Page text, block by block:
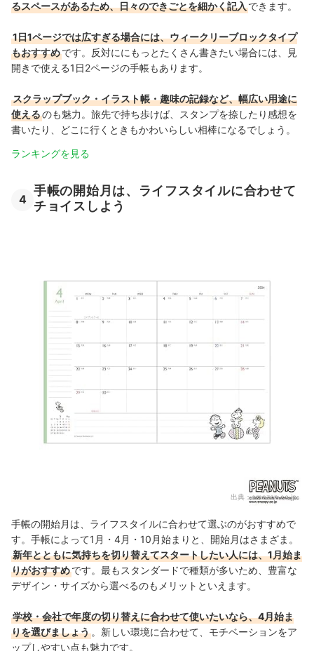
るスペースがあるため、日々のできごとを細かく記入できます。
1日1ページでは広すぎる場合には、ウィークリーブロックタイプ
もおすすめです。反対ににもっとたくさん書きたい場合には、見
開きで使える1日2ページの手帳もあります。
スクラップブック・イラスト帳・趣味の記録など、幅広い用途に
使えるのも魅力。旅先で持ち歩けば、スタンプを捺したり感想を
書いたり、どこに行くときもかわいらしい相棒になるでしょう 。
ランキングを見る
4
手帳の開始月は、ライフスタイルに合わせて
チョイスしよう
出典：amazon.co.jp
手帳の開始月は、ライフスタイルに合わせて選ぶのがおすすめで
す。手帳によって1月・4月・10月始まりと、 開始月はさまざま。
新年とともに気持ちを切り替えてスタートしたい人には、1月始ま
りがおすすめです。最もスタンダードで種類が多いため、豊富な
デザイン・サイズから選べるのもメリットといえます。
学校・会社で年度の切り替えに合わせて使いたいなら、4月始ま
りを選びましょう 。新しい環境に合わせて、モチベーションをア
ップしやすい点も魅力です。